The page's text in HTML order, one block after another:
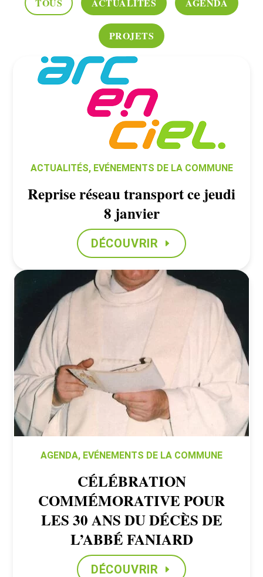
PROJETS
ACTUALITÉS, EVÉNEMENTS DE LA COMMUNE
Reprise réseau transport ce jeudi
8 janvier
DÉCOUVRIR
AGENDA, EVÉNEMENTS DE LA COMMUNE
CÉLÉBRATION
COMMÉMORATIVE POUR
LES 30 ANS DU DÉCÈS DE
L’ABBÉ FANIARD
DÉCOUVRIR